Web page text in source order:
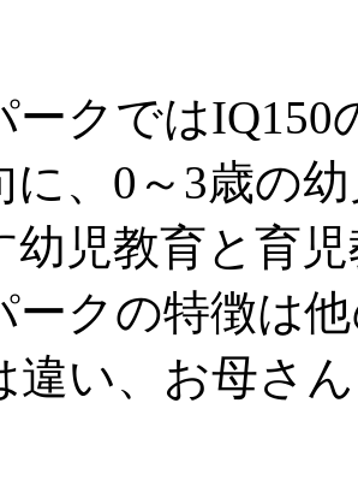
ークではIQ150
に、0～3歳の
幼児教育と育
ークの特徴は
違い、お母さ